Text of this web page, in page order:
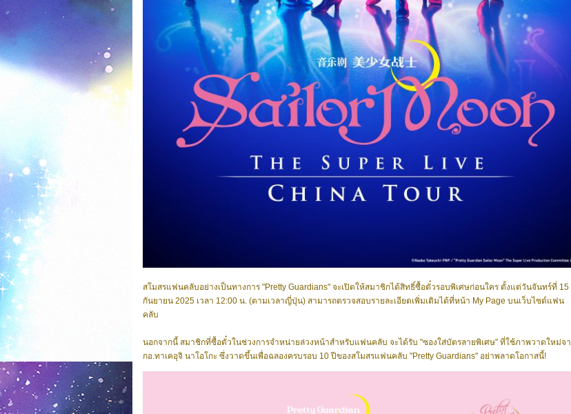
สโมสรแฟนคลับอย่างเป็นทางการ "Pretty Guardians" จะเปิดให้สมาชิกได้สิทธิ์ซื้อตั๋วรอบพิเศษก่อนใคร ตั้งแต่วันจันทร์ที่ 15
กันยายน 2025 เวลา 12:00 น. (ตามเวลาญี่ปุ่น) สามารถตรวจสอบรายละเอียดเพิ่มเติมได้ที่หน้า My Page บนเว็บไซต์แฟน
คลับ
นอกจากนี้ สมาชิกที่ซื้อตั๋วในช่วงการจำหน่ายล่วงหน้าสำหรับแฟนคลับ จะได้รับ "ซองใส่บัตรลายพิเศษ" ที่ใช้ภาพวาดใหม่จา
กอ.ทาเคอุจิ นาโอโกะ ซึ่งวาดขึ้นเพื่อฉลองครบรอบ 10 ปีของสโมสรแฟนคลับ "Pretty Guardians" อย่าพลาดโอกาสนี้!